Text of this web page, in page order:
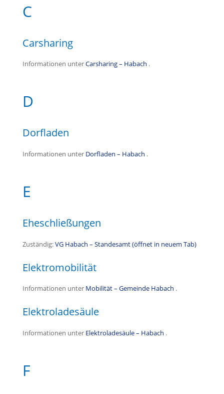
C
Carsharing
Informationen unterCarsharing – Habach .
D
Dorfladen
Informationen unter Dorfladen – Habach .
E
Eheschließungen
Zuständig:VG Habach – Standesamt (öffnet in neuem Tab)
Elektromobilität
Informationen unter Mobilität – Gemeinde Habach .
Elektroladesäule
Informationen unter Elektroladesäule – Habach .
F